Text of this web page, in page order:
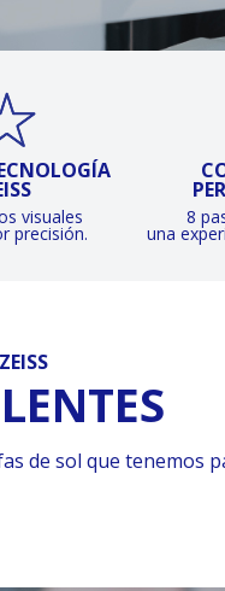
visuales
precisión.
8
una
de sol que tenemos